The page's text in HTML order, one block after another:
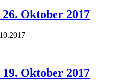
26. Oktober 2017
19. Oktober 2017